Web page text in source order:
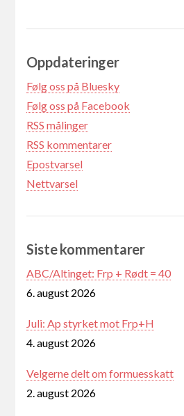
Oppdateringer
Følg oss på Bluesky
Følg oss på Facebook
RSS målinger
RSS kommentarer
Epostvarsel
Nettvarsel
Siste kommentarer
ABC/Altinget: Frp + Rødt = 40
6. august 2026
Juli: Ap styrket mot Frp+H
4. august 2026
Velgerne delt om formuesskatt
2. august 2026